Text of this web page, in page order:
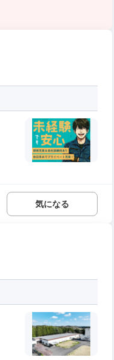
気になる